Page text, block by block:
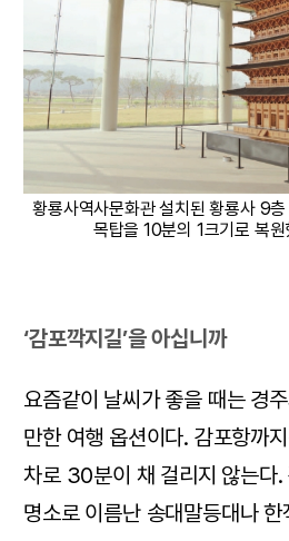
황룡사역사문화관 설치된 황룡사 9
목탑을 10분의 1크기로 복원
‘감포깍지길’을 아십니까
요즘같이 날씨가 좋을 때는 경
만한 여행 옵션이다. 감포항까
차로 30분이 채 걸리지 않는다.
명소로 이름난 송대말등대나